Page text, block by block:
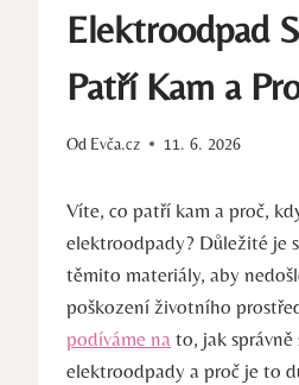
Elektroodpad
Patří Kam a
Od Evča.cz 11. 6. 2026
Víte, co patří kam a proč,
elektroodpady? Důležité je
těmito materiály, aby
poškození životního
podíváme na to, jak správně
elektroodpady a proč je to